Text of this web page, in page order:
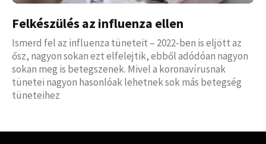
Felkészülés az influenza ellen
Ismerd fel az influenza tüneteit – 2022-ben is eljött az
ősz, nagyon sokan ezt elfelejtik, ebből adódóan nagyon
sokan meg is betegszenek. Mivel a koronavírusnak
tünetei nagyon hasonlóak lehetnek sok más betegség
tüneteihez